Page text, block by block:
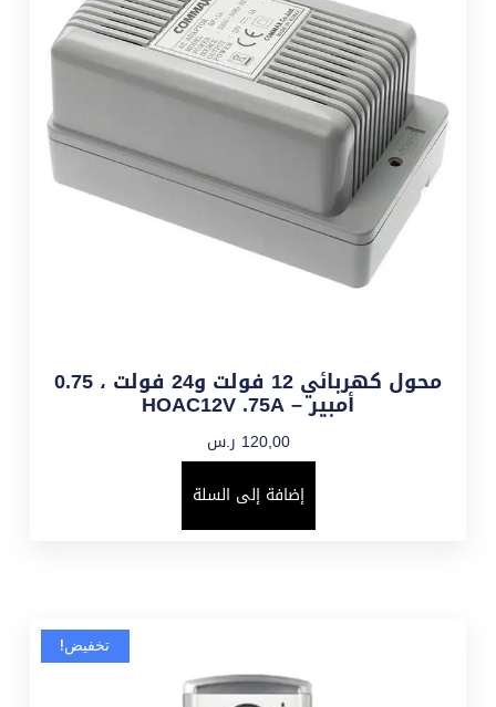
محول كهربائي 12 فولت و24 فولت ، 0.75
أمبير – HOAC12V .75A
120,00 ر.س
إضافة إلى السلة
تخفيض!